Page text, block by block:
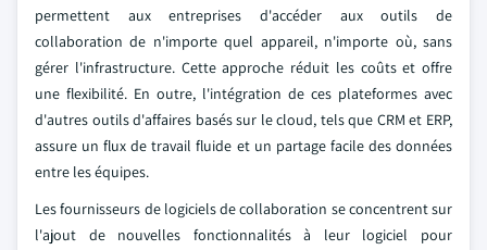
permettent aux entreprises d'accéder aux outils de
collaboration de n'importe quel appareil, n'importe où, sans
gérer l'infrastructure. Cette approche réduit les coûts et offre
une flexibilité. En outre, l'intégration de ces plateformes avec
d'autres outils d'affaires basés sur le cloud, tels que CRM et ERP,
assure un flux de travail fluide et un partage facile des données
entre les équipes.
Les fournisseurs de logiciels de collaboration se concentrent sur
l'ajout de nouvelles fonctionnalités à leur logiciel pour